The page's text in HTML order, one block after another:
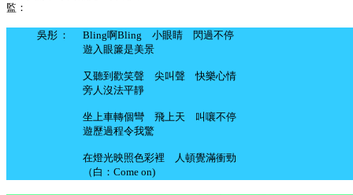
監：
吳彤 ：
Bling啊Bling 小眼睛 閃過不停
遊入眼簾是美景
又聽到歡笑聲 尖叫聲 快樂心情
旁人沒法平靜
坐上車轉個彎 飛上天 叫嚷不停
遊歷過程令我驚
在燈光映照色彩裡 人頓覺滿衝勁
（白：Come on)